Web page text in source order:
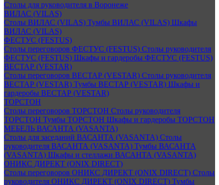
Столы для руководителя в Воронеже
ВИЛАС (VILAS)
Столы ВИЛАС (VILAS) Тумбы ВИЛАС (VILAS) Шкафы
ВИЛАС (VILAS)
ФЕСТУС (FESTUS)
Столы переговоров ФЕСТУС (FESTUS) Столы руководителя
ФЕСТУС (FESTUS) Шкафы и гардеробы ФЕСТУС (FESTUS)
ВЕСТАР (VESTAR)
Столы переговоров ВЕСТАР (VESTAR) Столы руководителя
ВЕСТАР (VESTAR) Тумбы ВЕСТАР (VESTAR) Шкафы и
гардеробы ВЕСТАР (VESTAR)
ТОРСТОН
Столы переговоров ТОРСТОН Столы руководителя
ТОРСТОН Тумбы ТОРСТОН Шкафы и гардеробы ТОРСТОН
МЕБЕЛЬ ВАСАНТА (VASANTA)
Столы для заседаний ВАСАНТА (VASANTA) Столы
руководителя ВАСАНТА (VASANTA) Тумбы ВАСАНТА
(VASANTA) Шкафы и стеллажи ВАСАНТА (VASANTA)
ОНИКС ДИРЕКТ (ONIX DIRECT)
Столы переговоров ОНИКС ДИРЕКТ (ONIX DIRECT) Столы
руководителя ОНИКС ДИРЕКТ (ONIX DIRECT) Тумбы